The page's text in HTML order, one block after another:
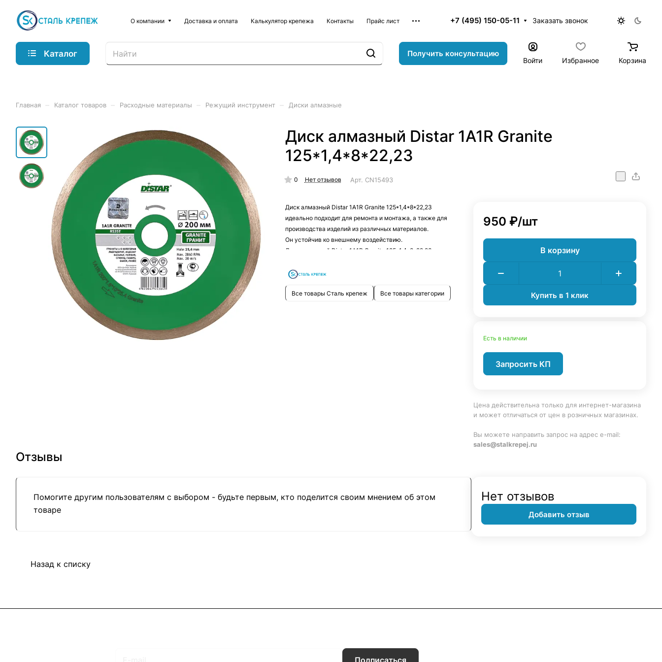
О компании Доставка и оплата Калькулятор крепежа Контакты Прайс лист +7 (495) 150-05-11 Заказать звонок
Каталог Получить консультацию
Войти Избранное Корзина
Главная Каталог товаров Расходные материалы Режущий инструмент Диски алмазные
Диск алмазный Distar 1A1R Granite
125*1,4*8*22,23
0 Нет отзывов Арт. CN15493
Диск алмазный Distar 1A1R Granite 125*1,4*8*22,23
идеально подходит для ремонта и монтажа, а также для
производства изделий из различных материалов.
Он устойчив ко внешнему воздействию.
Диск алмазный Distar 1A1R Granite 125*1,4*8*22,23
качественное использование на протяжении всего срока
Все товары Сталь крепеж
Все товары категории
950 ₽/шт
В корзину
Купить в 1 клик
Есть в наличии
Запросить КП
Цена действительна только для интернет-магазина
и может отличаться от цен в розничных магазинах.
Вы можете направить запрос на адрес e-mail:
sales@stalkrepej.ru
Отзывы
Помогите другим пользователям с выбором - будьте первым, кто поделится своим мнением об этом
товаре
Нет отзывов
Добавить отзыв
Назад к списку
Подписаться